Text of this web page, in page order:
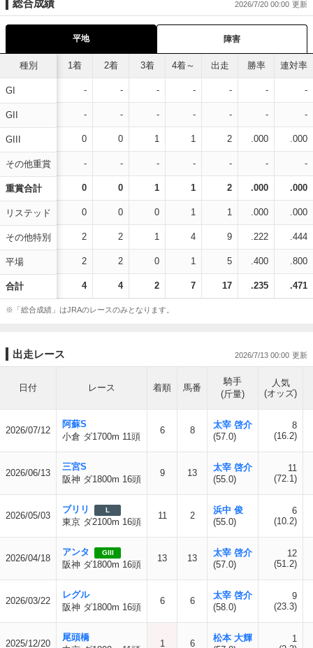
総合成績 2026/7/20 00:00
平地 障害
種別
GI
GII
GIII
その他重賞
重賞合計
リステッド
その他特別
平場
合計
1着 2着 3着 4着～ 出走 勝率 連対率
- - - - - - -
- - - - - - -
0 0 1 1 2 .000 .000
- - - - - - -
0 0 1 1 2 .000 .000
0 0 0 1 1 .000 .000
2 2 1 4 9 .222 .444
2 2 0 1 5 .400 .800
4 4 2 7 17 .235 .471
※「総合成績」はJRAのレースのみとなります。
出走レース 2026/7/13 00:00
日付 レース 着順 馬番
騎手
(斤量)
人気
(オッズ)
2026/07/12
阿蘇S
小倉 ダ1700m 11頭
6 8
太宰 啓介
(57.0)
8
(16.2)
2026/06/13
三宮S
阪神 ダ1800m 16頭
9 13
太宰 啓介
(55.0)
11
(72.1)
2026/05/03
ブリリ L
東京 ダ2100m 16頭
11 2
浜中 俊
(55.0)
6
(10.2)
2026/04/18
アンタ GIII
阪神 ダ1800m 16頭
13 13
太宰 啓介
(57.0)
12
(51.2)
2026/03/22
レグル
阪神 ダ1800m 16頭
6 6
太宰 啓介
(58.0)
9
(23.3)
2025/12/20
尾頭橋
1 6
松本 大輝
1